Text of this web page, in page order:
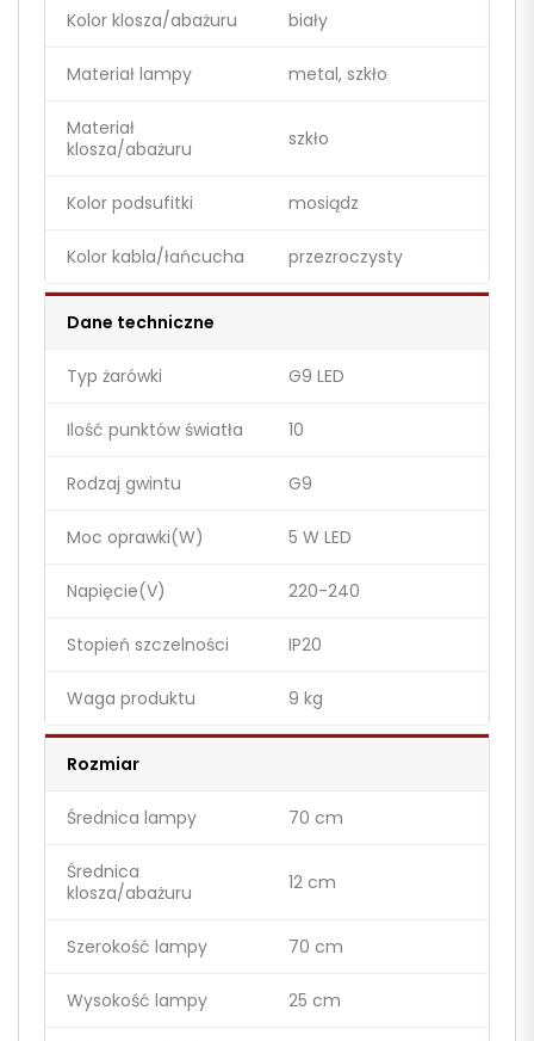
Kolor klosza/abażuru biały
Materiał lampy metal, szkło
Materiał
klosza/abażuru
szkło
Kolor podsufitki mosiądz
Kolor kabla/łańcucha przezroczysty
Dane techniczne
Typ żarówki G9 LED
Ilość punktów światła 10
Rodzaj gwintu G9
Moc oprawki(W) 5 W LED
Napięcie(V) 220-240
Stopień szczelności IP20
Waga produktu 9 kg
Rozmiar
Średnica lampy 70 cm
Średnica
klosza/abażuru
12 cm
Szerokość lampy 70 cm
Wysokość lampy 25 cm